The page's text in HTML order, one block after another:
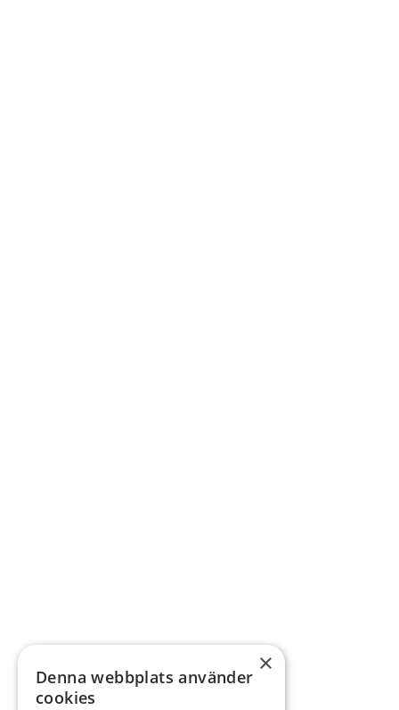
×
Denna webbplats använder
cookies